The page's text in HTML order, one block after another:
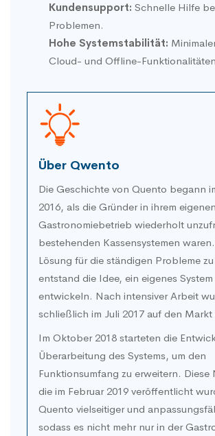
Kundensupport: Schnelle Hilfe
Problemen.
Hohe Systemstabilität:
Cloud- und Offline-
Über Qwento
Die Geschichte von Quento begann
2016, als die Gründer in ihrem eigenen
Gastronomiebetrieb wiederholt
bestehenden Kassensystemen
Lösung für die ständigen Probleme
entstand die Idee, ein eigenes System
entwickeln. Nach intensiver Arbeit
schließlich im Juli 2017 auf den
Im Oktober 2018 starteten die
Überarbeitung des Systems, um den
Funktionsumfang zu erweitern. Diese
die im Februar 2019 veröffentlicht
Quento vielseitiger und
sodass es nicht mehr nur in der